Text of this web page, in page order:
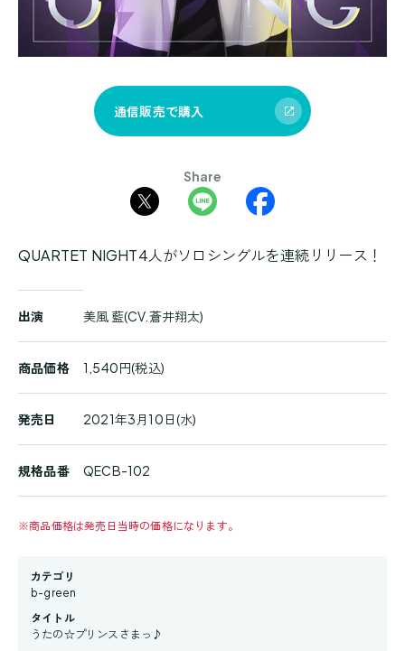
通信販売で購入
Share
QUARTET NIGHT4人がソロシングルを連続リリース！
品
詳
細
出演 美風 藍(CV.蒼井翔太)
商品価格 1,540円(税込)
発売日 2021年3月10日(水)
規格品番 QECB-102
※商品価格は発売日当時の価格になります。
カテゴリ
b-green
タイトル
うたの☆プリンスさまっ♪